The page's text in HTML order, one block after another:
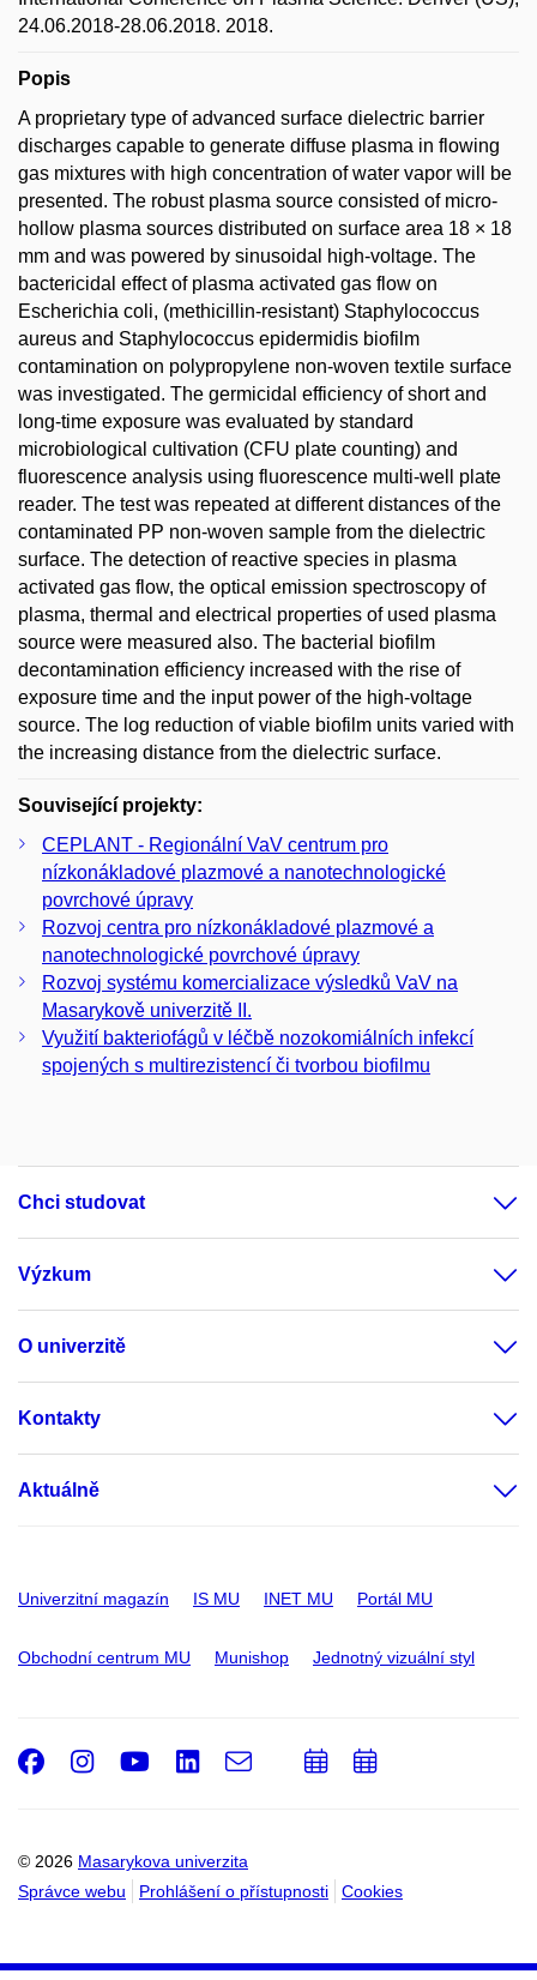
24.06.2018-28.06.2018. 2018.
Popis
A proprietary type of advanced surface dielectric barrier
discharges capable to generate diffuse plasma in flowing
gas mixtures with high concentration of water vapor will be
presented. The robust plasma source consisted of micro-
hollow plasma sources distributed on surface area 18 × 18
mm and was powered by sinusoidal high-voltage. The
bactericidal effect of plasma activated gas flow on
Escherichia coli, (methicillin-resistant) Staphylococcus
aureus and Staphylococcus epidermidis biofilm
contamination on polypropylene non-woven textile surface
was investigated. The germicidal efficiency of short and
long-time exposure was evaluated by standard
microbiological cultivation (CFU plate counting) and
fluorescence analysis using fluorescence multi-well plate
reader. The test was repeated at different distances of the
contaminated PP non-woven sample from the dielectric
surface. The detection of reactive species in plasma
activated gas flow, the optical emission spectroscopy of
plasma, thermal and electrical properties of used plasma
source were measured also. The bacterial biofilm
decontamination efficiency increased with the rise of
exposure time and the input power of the high-voltage
source. The log reduction of viable biofilm units varied with
the increasing distance from the dielectric surface.
Související projekty:
CEPLANT - Regionální VaV centrum pro
nízkonákladové plazmové a nanotechnologické
povrchové úpravy
Rozvoj centra pro nízkonákladové plazmové a
nanotechnologické povrchové úpravy
Rozvoj systému komercializace výsledků VaV na
Masarykově univerzitě II.
Využití bakteriofágů v léčbě nozokomiálních infekcí
spojených s multirezistencí či tvorbou biofilmu
Chci studovat
Výzkum
O univerzitě
Kontakty
Aktuálně
Univerzitní magazín IS MU INET MU Portál MU
Obchodní centrum MU Munishop Jednotný vizuální styl
© 2026 Masarykova univerzita
Správce webu
Prohlášení o přístupnosti Cookies
Facebook
Instagram
Youtube
LinkedIn
e-
Email
PřidatPřidat